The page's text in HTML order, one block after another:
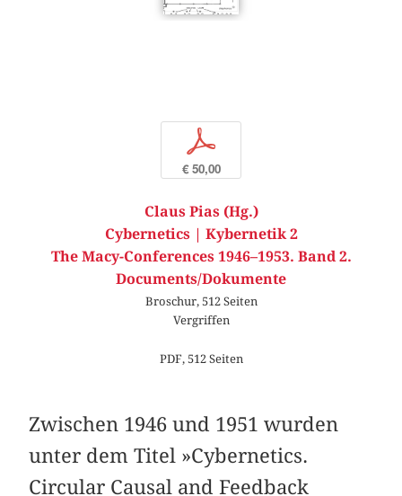
p
€ 50,00
Claus Pias (Hg.)
Cybernetics | Kybernetik 2
The Macy-Conferences 1946–1953. Band 2.
Documents/Dokumente
Broschur, 512 Seiten
Vergriffen
PDF, 512 Seiten
Zwischen 1946 und 1951 wurden
unter dem Titel »Cybernetics.
Circular Causal and Feedback